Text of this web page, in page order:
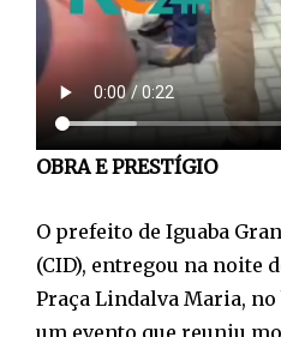
OBRA E PRESTÍGIO
O prefeito de Iguaba
(CID), entregou na noite
Praça Lindalva Maria,
um evento que reuniu